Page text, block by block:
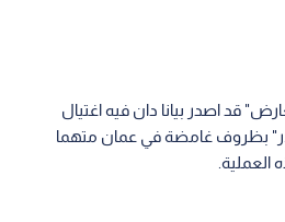
قد اصدر بيانا دان فيه اغتيال
بظروف غامضة في عمان متهما
العملية.